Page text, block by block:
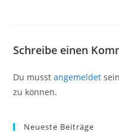
Schreibe einen
Du musstangemeldet
zu können.
Neueste Beiträge